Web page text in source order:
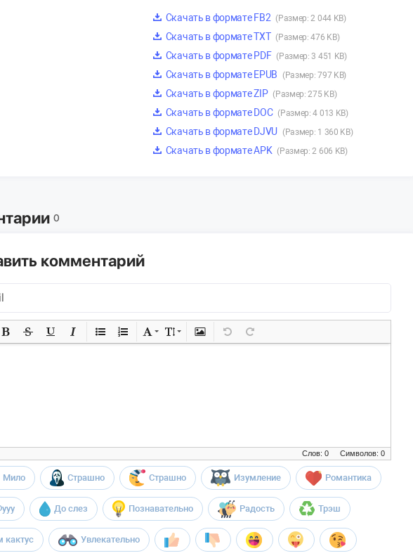
Скачать в формате FB2 (Размер: 2 044 KB)
Скачать в формате TXT (Размер: 476 KB)
Скачать в формате PDF (Размер: 3 451 KB)
Скачать в формате EPUB (Размер: 797 KB)
Скачать в формате ZIP (Размер: 275 KB)
Скачать в формате DOC (Размер: 4 013 KB)
Скачать в формате DJVU (Размер: 1 360 KB)
Скачать в формате APK (Размер: 2 606 KB)
0
комментарий
Символов: 0
Слов: 0
Мило Страшно Страшно Изумление Романтика
До слез Познавательно Радость Трэш
кактус Увлекательно